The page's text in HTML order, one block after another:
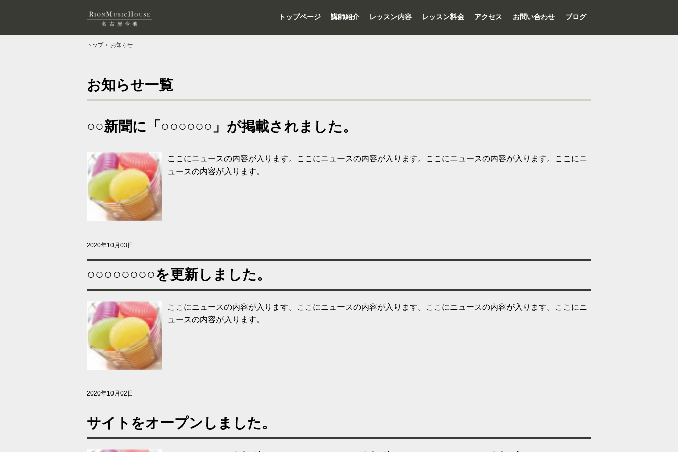
トップページ 講師紹介 レッスン内容 レッスン料金 アクセス お問い合わせ ブログ
トップ › お知らせ
お知らせ一覧
○○新聞に「○○○○○○」が掲載されました。
ここにニュースの内容が入ります。ここにニュースの内容が入ります。ここにニュースの内容が入ります。ここにニ
ュースの内容が入ります。
2020年10月03日
○○○○○○○○を更新しました。
ここにニュースの内容が入ります。ここにニュースの内容が入ります。ここにニュースの内容が入ります。ここにニ
ュースの内容が入ります。
2020年10月02日
サイトをオープンしました。